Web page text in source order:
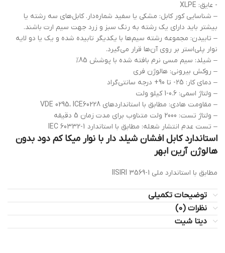
​- عایق: XLPE
– شناسایی کور کابل: مشکی یا سفید شماره‌دار. کابل‌های سه رشته یا
بیشتر باید دارای یک رشته به رنگ سبز و زرد جهت سیم ارت باشند.
– تابیدن: مجموعه رشته سیم‌ها با یکدیگر تابیده شده و یک یا دو لایه
نوار پلی‌استر بر روی آن‌ها قرار می‌گیرد.
– شیلد: سیم مسی نرم بافته شده با پوشش 85%
– روکش بیرونی: هالوژن فری
– دمای کار: 25- تا 90+ درجه سانتی‌گراد
– ولتاژ اسمی: 0.6-1 کیلو ولت
– مقاومت هادی: مطابق با استانداردهای VDE 0295، ICE60228
– ولتاژ تست: 2000 ولت متناوب برای مدت زمان 5 دقیقه
– تست عدم انتشار شعله: مطابق با استاندارد IEC 60332-1
استاندارد کابل افشان شیلد دار با نوار میکا کم دود بدون
هالوژن آرین ابهر
مطابق با استاندارد ملی IISIRI 3569-1
توضیحات تکمیلی
نظرات (0)
دیتا شیت